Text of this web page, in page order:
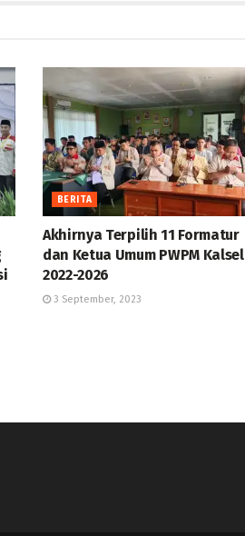
BERITA
Akhirnya Terpilih 11 Formatur
dan Ketua Umum PWPM Kalsel
2022-2026
3 September, 2023